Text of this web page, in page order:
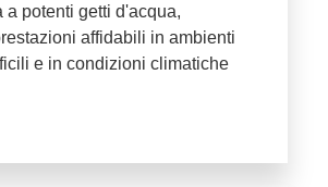
a potenti getti d'acqua,
affidabili in ambienti
e in condizioni climatiche